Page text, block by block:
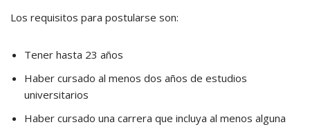
Los requisitos para postularse son:
Tener hasta 23 años
Haber cursado al menos dos años de estudios
universitarios
Haber cursado una carrera que incluya al menos alguna